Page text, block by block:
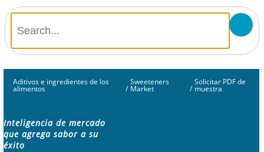
Aditivos e ingredientes de los
alimentos /
Sweeteners
Market /
Solicitar PDF de
muestra
Inteligencia de mercado
que agrega sabor a su
éxito